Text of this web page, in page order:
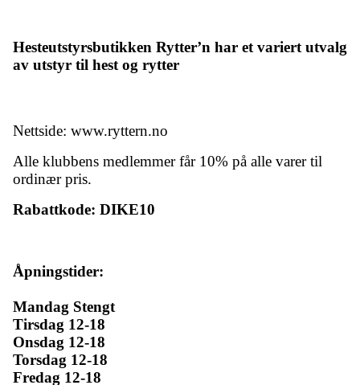
Hesteutstyrsbutikken Rytter’n har et variert utvalg
av utstyr til hest og rytter
Nettside: www.ryttern.no
Alle klubbens medlemmer får 10% på alle varer til
ordinær pris.
Rabattkode: DIKE10
Åpningstider:
Mandag Stengt
Tirsdag 12-18
Onsdag 12-18
Torsdag 12-18
Fredag 12-18